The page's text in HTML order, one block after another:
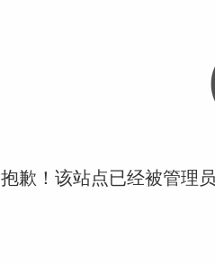
抱歉！该站点已经被管理